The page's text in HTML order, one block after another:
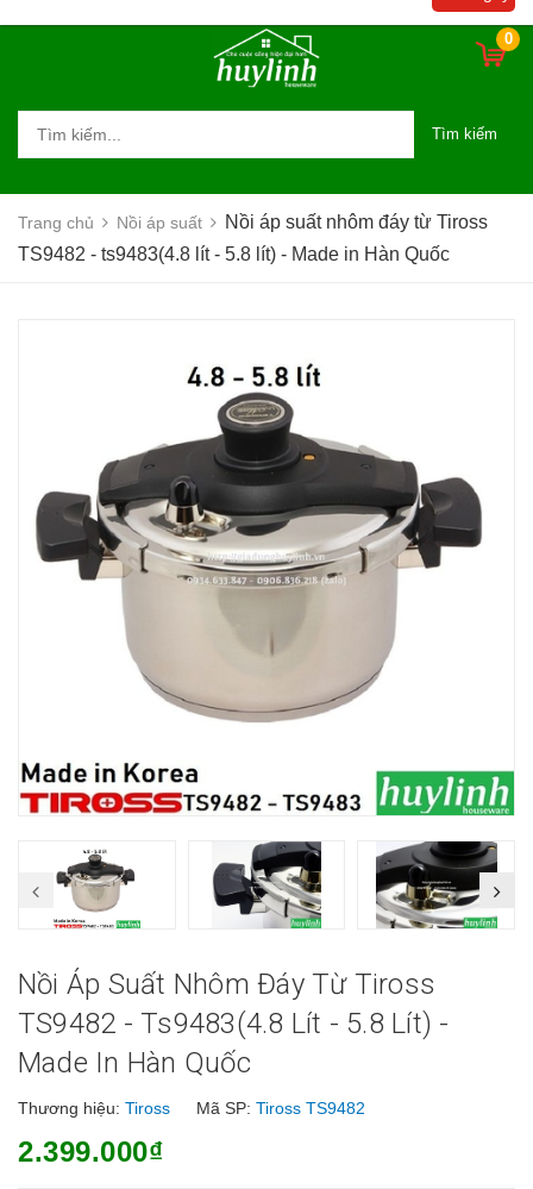
0
Tìm kiếm
Trang chủ Nồi áp suất
Nồi áp suất nhôm đáy từ Tiross
TS9482 - ts9483(4.8 lít - 5.8 lít) - Made in Hàn Quốc
Nồi Áp Suất Nhôm Đáy Từ Tiross
TS9482 - Ts9483(4.8 Lít - 5.8 Lít) -
Made In Hàn Quốc
Thương hiệu: Tiross Mã SP: Tiross TS9482
2.399.000₫